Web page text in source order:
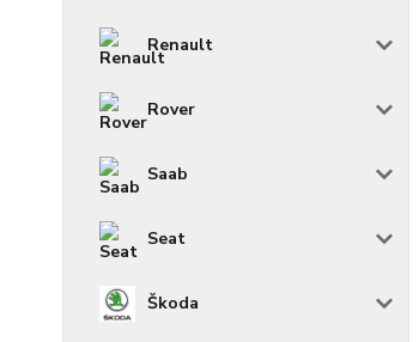
Renault
Rover
Saab
Seat
Škoda